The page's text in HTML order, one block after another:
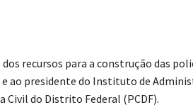
dos recursos para a construção das
e ao presidente do Instituto de
Civil do Distrito Federal (PCDF).